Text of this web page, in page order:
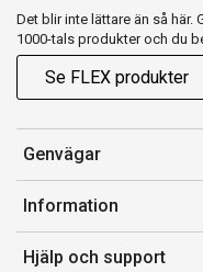
Det blir inte lättare än så här.
1000-tals produkter och du
Se FLEX produkter
Genvägar
Konto
Orderhistorik
Presentkort
Information
Försäljningsvillkor
Hjälp och support